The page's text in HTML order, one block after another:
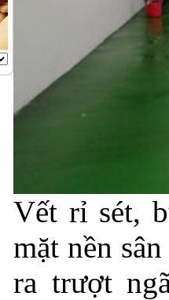
Vết rỉ sét,
mặt nền
ra trượt